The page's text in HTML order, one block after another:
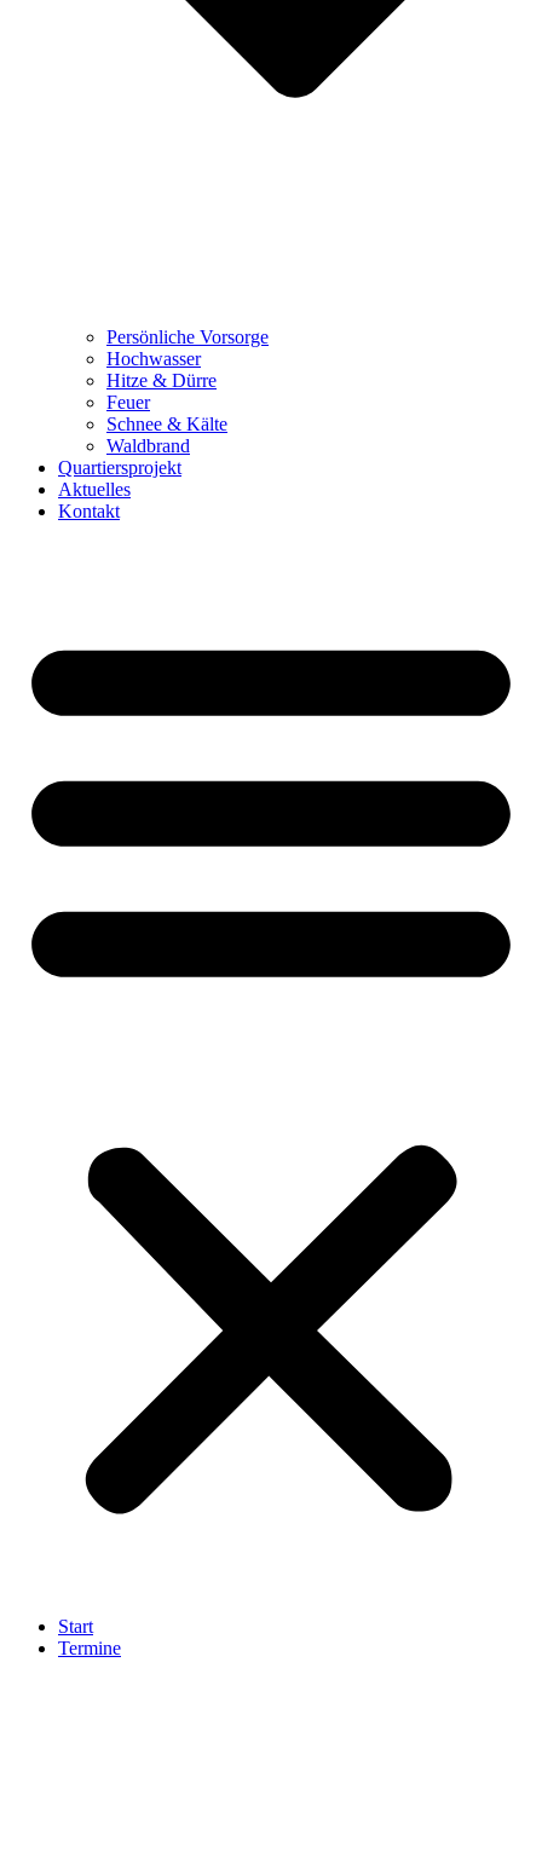
Persönliche Vorsorge
Hochwasser
Hitze & Dürre
Feuer
Schnee & Kälte
Waldbrand
Quartiersprojekt
Aktuelles
Kontakt
Start
Termine